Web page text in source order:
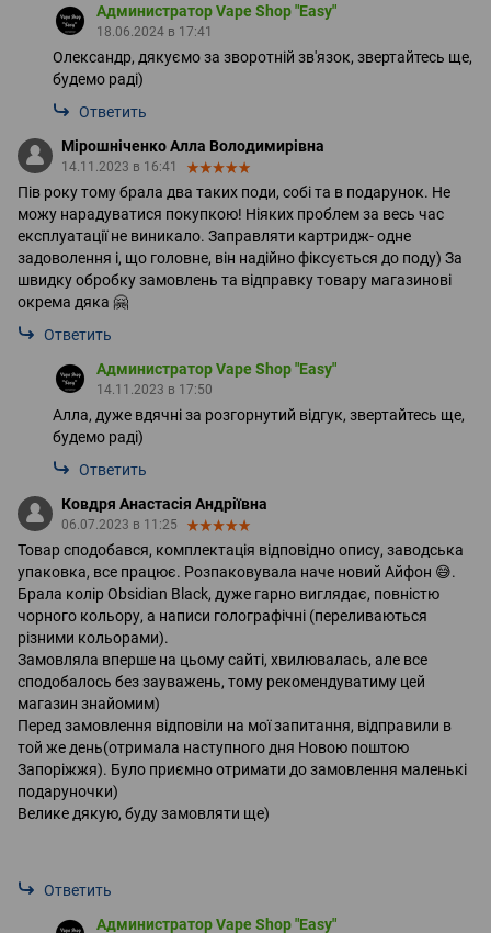
Администратор Vape Shop "Easy"
18.06.2024 в 17:41
Олександр, дякуємо за зворотній зв'язок, звертайтесь ще,
будемо раді)
Ответить
Мірошніченко Алла Володимирівна
14.11.2023 в 16:41
Пів року тому брала два таких поди, собі та в подарунок. Не
можу нарадуватися покупкою! Ніяких проблем за весь час
експлуатації не виникало. Заправляти картридж- одне
задоволення і, що головне, він надійно фіксується до поду) За
швидку обробку замовлень та відправку товару магазинові
окрема дяка 🤗
Ответить
Администратор Vape Shop "Easy"
14.11.2023 в 17:50
Алла, дуже вдячні за розгорнутий відгук, звертайтесь ще,
будемо раді)
Ответить
Ковдря Анастасія Андріївна
06.07.2023 в 11:25
Товар сподобався, комплектація відповідно опису, заводська
упаковка, все працює. Розпаковувала наче новий Айфон 😅.
Брала колір Obsidian Black, дуже гарно виглядає, повністю
чорного кольору, а написи голографічні (переливаються
різними кольорами).
Замовляла вперше на цьому сайті, хвилювалась, але все
сподобалось без зауважень, тому рекомендуватиму цей
магазин знайомим)
Перед замовлення відповіли на мої запитання, відправили в
той же день(отримала наступного дня Новою поштою
Запоріжжя). Було приємно отримати до замовлення маленькі
подаруночки)
Велике дякую, буду замовляти ще)
Ответить
Администратор Vape Shop "Easy"